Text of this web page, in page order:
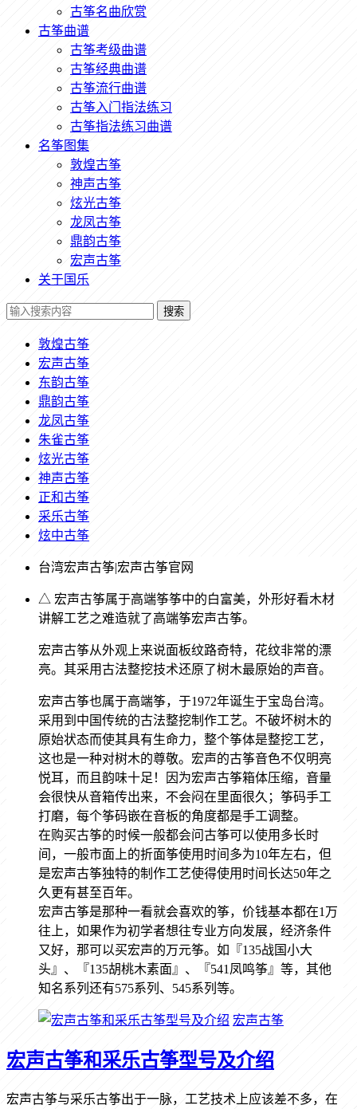
古筝名曲欣赏
古筝曲谱
古筝考级曲谱
古筝经典曲谱
古筝流行曲谱
古筝入门指法练习
古筝指法练习曲谱
名筝图集
敦煌古筝
神声古筝
炫光古筝
龙凤古筝
鼎韵古筝
宏声古筝
关于国乐
搜索
敦煌古筝
宏声古筝
东韵古筝
鼎韵古筝
龙凤古筝
朱雀古筝
炫光古筝
神声古筝
正和古筝
采乐古筝
炫中古筝
台湾宏声古筝|宏声古筝官网
△ 宏声古筝属于高端筝筝中的白富美，外形好看木材
讲解工艺之难造就了高端筝宏声古筝。
宏声古筝从外观上来说面板纹路奇特，花纹非常的漂
亮。其采用古法整挖技术还原了树木最原始的声音。
宏声古筝也属于高端筝，于1972年诞生于宝岛台湾。
采用到中国传统的古法整挖制作工艺。不破坏树木的
原始状态而使其具有生命力，整个筝体是整挖工艺，
这也是一种对树木的尊敬。宏声的古筝音色不仅明亮
悦耳，而且韵味十足！因为宏声古筝箱体压缩，音量
会很快从音箱传出来，不会闷在里面很久；筝码手工
打磨，每个筝码嵌在音板的角度都是手工调整。
在购买古筝的时候一般都会问古筝可以使用多长时
间，一般市面上的折面筝使用时间多为10年左右，但
是宏声古筝独特的制作工艺使得使用时间长达50年之
久更有甚至百年。
宏声古筝是那种一看就会喜欢的筝，价钱基本都在1万
往上，如果作为初学者想往专业方向发展，经济条件
又好，那可以买宏声的万元筝。如『135战国小大
头』、『135胡桃木素面』、『541凤鸣筝』等，其他
知名系列还有575系列、545系列等。
宏声古筝
宏声古筝和采乐古筝型号及介绍
宏声古筝与采乐古筝出于一脉，工艺技术上应该差不多，在